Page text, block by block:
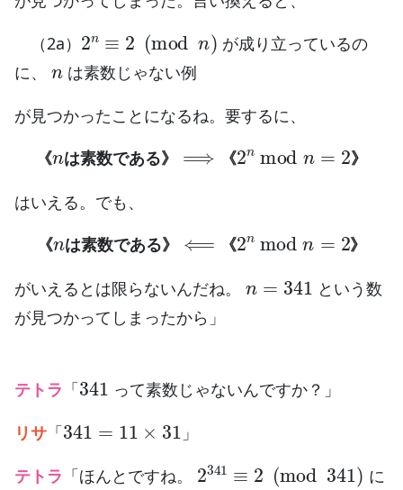
（2a）
mod
が成り立っているの
に、
n
は素数じゃない例
が見つかったことになるね。要するに、
《 は 素 数 で あ る 》 《 》
《nは素数である》⟹《2nmod 2》
はいえる。でも、
《 は素数で あ る 》 《 》
《nは素数である》 ⟸《2nmod 2》
がいえるとは限らないんだね。
341
という数
が見つかってしまったから」
テトラ 「
341
って素数じゃないんですか？」
リサ 「
341 11 ×
」
テトラ 「ほんとですね。
2341 2 mod 341 )
に